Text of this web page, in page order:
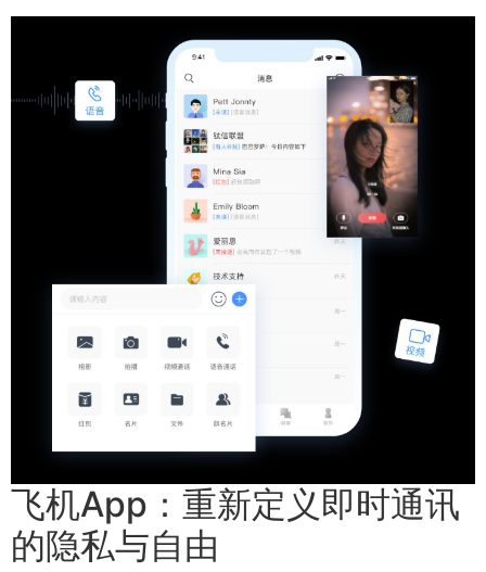
飞机App：重新定义即时通讯
的隐私与自由